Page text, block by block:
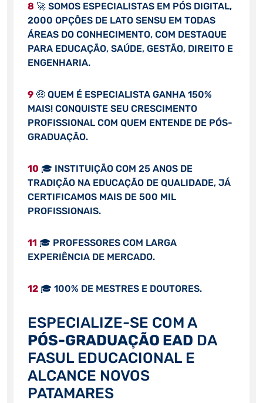
8 🚀 SOMOS ESPECIALISTAS EM PÓS DIGITAL,
2000 OPÇÕES DE LATO SENSU EM TODAS
ÁREAS DO CONHECIMENTO, COM DESTAQUE
PARA EDUCAÇÃO, SAÚDE, GESTÃO, DIREITO E
ENGENHARIA.
9🤑 QUEM É ESPECIALISTA GANHA 150%
MAIS! CONQUISTE SEU CRESCIMENTO
PROFISSIONAL COM QUEM ENTENDE DE PÓS-
GRADUAÇÃO.
10 🎓 INSTITUIÇÃO COM 25 ANOS DE
TRADIÇÃO NA EDUCAÇÃO DE QUALIDADE, JÁ
CERTIFICAMOS MAIS DE 500 MIL
PROFISSIONAIS.
11 🎓 PROFESSORES COM LARGA
EXPERIÊNCIA DE MERCADO.
12🎓 100% DE MESTRES E DOUTORES.
ESPECIALIZE-SE COM A
PÓS-GRADUAÇÃO EAD DA
FASUL EDUCACIONAL E
ALCANCE NOVOS
PATAMARES